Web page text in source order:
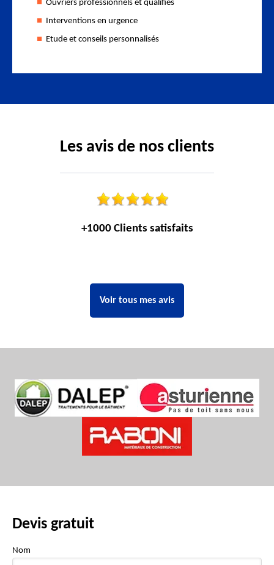
Ouvriers professionnels et qualifiés
Interventions en urgence
Etude et conseils personnalisés
Les avis de nos clients
+1000 Clients satisfaits
Voir tous mes avis
Devis gratuit
Nom